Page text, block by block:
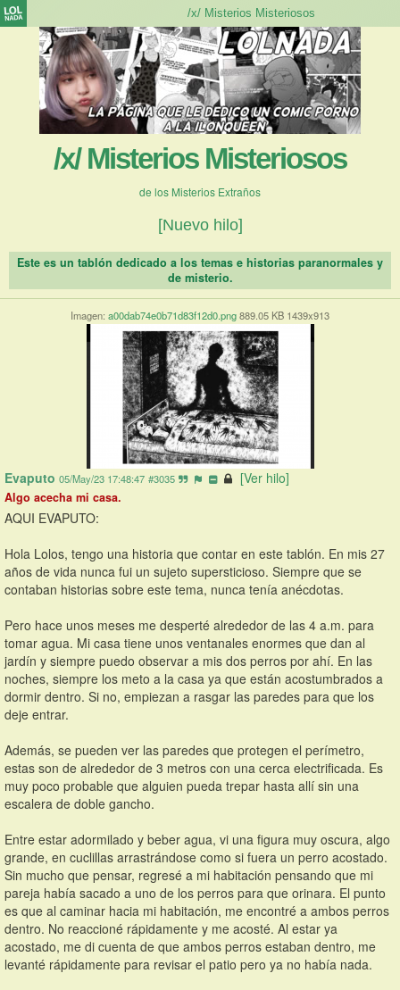
/x/ Misterios Misteriosos
de los Misterios Extraños
[Nuevo hilo]
Este es un tablón dedicado a los temas e historias paranormales y
de misterio.
Imagen: a00dab74e0b71d83f12d0.png889.05 KB 1439x913
Evaputo 05/May/23 17:48:47 #3035 [Ver hilo]
Algo acecha mi casa.
AQUI EVAPUTO:
Hola Lolos, tengo una historia que contar en este tablón. En mis 27
años de vida nunca fui un sujeto supersticioso. Siempre que se
contaban historias sobre este tema, nunca tenía anécdotas.
Pero hace unos meses me desperté alrededor de las 4 a.m. para
tomar agua. Mi casa tiene unos ventanales enormes que dan al
jardín y siempre puedo observar a mis dos perros por ahí. En las
noches, siempre los meto a la casa ya que están acostumbrados a
dormir dentro. Si no, empiezan a rasgar las paredes para que los
deje entrar.
Además, se pueden ver las paredes que protegen el perímetro,
estas son de alrededor de 3 metros con una cerca electrificada. Es
muy poco probable que alguien pueda trepar hasta allí sin una
escalera de doble gancho.
Entre estar adormilado y beber agua, vi una figura muy oscura, algo
grande, en cuclillas arrastrándose como si fuera un perro acostado.
Sin mucho que pensar, regresé a mi habitación pensando que mi
pareja había sacado a uno de los perros para que orinara. El punto
es que al caminar hacia mi habitación, me encontré a ambos perros
dentro. No reaccioné rápidamente y me acosté. Al estar ya
acostado, me di cuenta de que ambos perros estaban dentro, me
levanté rápidamente para revisar el patio pero ya no había nada.